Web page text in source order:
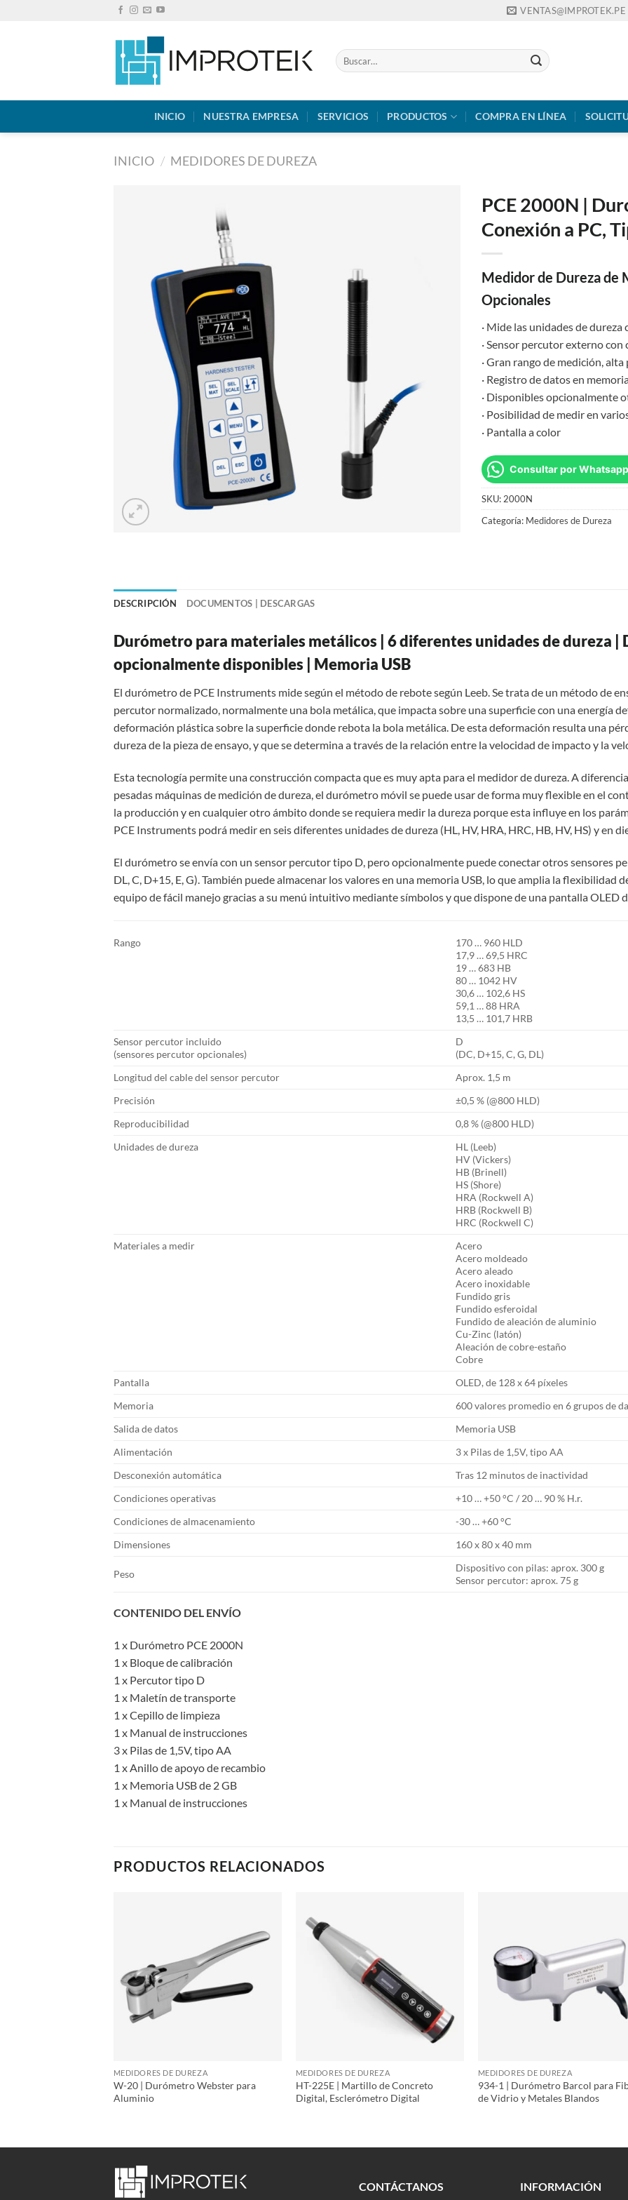
VENTAS@IMPROTEK.PE
Buscar
por:
INICIO NUESTRA EMPRESA SERVICIOS PRODUCTOS COMPRA EN LÍNEA
INICIO / MEDIDORES DE DUREZA
PCE 2000N |
Conexión a PC,
Medidor de Dureza de
Opcionales
· Mide las unidades de dureza
· Sensor percutor externo con
· Gran rango de medición,
· Registro de datos en
· Disponibles opcionalmente
· Posibilidad de medir en
· Pantalla a color
Consultar por Whatsapp
SKU: 2000N
Categoría: Medidores de Dureza
DESCRIPCIÓN DOCUMENTOS | DESCARGAS
Durómetro para materiales metálicos | 6 diferentes unidades de dureza
opcionalmente disponibles | Memoria USB
El durómetro de PCE Instruments mide según el método de rebote según Leeb. Se trata de un método de
percutor normalizado, normalmente una bola metálica, que impacta sobre una superficie con una energía
deformación plástica sobre la superficie donde rebota la bola metálica. De esta deformación resulta una
dureza de la pieza de ensayo, y que se determina a través de la relación entre la velocidad de impacto y la
Esta tecnología permite una construcción compacta que es muy apta para el medidor de dureza. A
pesadas máquinas de medición de dureza, el durómetro móvil se puede usar de forma muy flexible en el
la producción y en cualquier otro ámbito donde se requiera medir la dureza porque esta influye en los
PCE Instruments podrá medir en seis diferentes unidades de dureza (HL, HV, HRA, HRC, HB, HV, HS) y en
El durómetro se envía con un sensor percutor tipo D, pero opcionalmente puede conectar otros sensores
DL, C, D+15, E, G). También puede almacenar los valores en una memoria USB, lo que amplia la flexibilidad
equipo de fácil manejo gracias a su menú intuitivo mediante símbolos y que dispone de una pantalla OLED
Rango
170 … 960 HLD
17,9 … 69,5 HRC
19 … 683 HB
80 … 1042 HV
30,6 … 102,6 HS
59,1 … 88 HRA
13,5 … 101,7 HRB
Sensor percutor incluido
(sensores percutor opcionales)
D
(DC, D+15, C, G, DL)
Longitud del cable del sensor percutor
Aprox. 1,5 m
Precisión
±0,5 % (@800 HLD)
Reproducibilidad
0,8 % (@800 HLD)
Unidades de dureza
HL (Leeb)
HV (Vickers)
HB (Brinell)
HS (Shore)
HRA (Rockwell A)
HRB (Rockwell B)
HRC (Rockwell C)
Materiales a medir
Acero
Acero moldeado
Acero aleado
Acero inoxidable
Fundido gris
Fundido esferoidal
Fundido de aleación de aluminio
Cu-Zinc (latón)
Aleación de cobre-estaño
Cobre
Pantalla
OLED, de 128 x 64 píxeles
Memoria
600 valores promedio en 6 grupos de
Salida de datos
Memoria USB
Alimentación
3 x Pilas de 1,5V, tipo AA
Desconexión automática
Tras 12 minutos de inactividad
Condiciones operativas
+10 … +50 °C / 20 … 90 % H.r.
Condiciones de almacenamiento
-30 … +60 °C
Dimensiones
160 x 80 x 40 mm
Peso
Dispositivo con pilas: aprox. 300 g
Sensor percutor: aprox. 75 g
CONTENIDO DEL ENVÍO
1 x Durómetro PCE 2000N
1 x Bloque de calibración
1 x Percutor tipo D
1 x Maletín de transporte
1 x Cepillo de limpieza
1 x Manual de instrucciones
3 x Pilas de 1,5V, tipo AA
1 x Anillo de apoyo de recambio
1 x Memoria USB de 2 GB
1 x Manual de instrucciones
PRODUCTOS RELACIONADOS
MEDIDORES DE DUREZA
W-20 | Durómetro Webster para
Aluminio
MEDIDORES DE DUREZA
HT-225E | Martillo de Concreto
Digital, Esclerómetro Digital
MEDIDORES DE DUREZA
934-1 | Durómetro Barcol para
de Vidrio y Metales Blandos
CONTÁCTANOS INFORMACIÓN